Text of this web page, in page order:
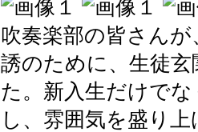
吹奏楽部の皆さん
誘のために、生徒
た。新入生だけで
し、雰囲気を盛り